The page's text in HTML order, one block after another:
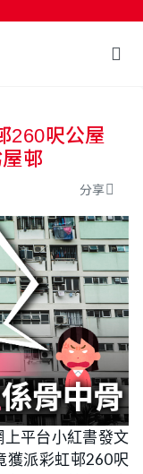
260呎公屋
邨
分享
平台小紅書發文
獲派彩虹邨260呎